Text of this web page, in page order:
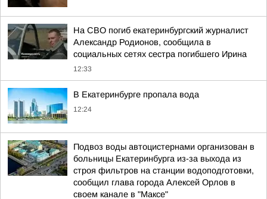
На СВО погиб екатеринбургский журналист
Александр Родионов, сообщила в
социальных сетях сестра погибшего Ирина
12:33
В Екатеринбурге пропала вода
12:24
Подвоз воды автоцистернами организован в
больницы Екатеринбурга из-за выхода из
строя фильтров на станции водоподготовки,
сообщил глава города Алексей Орлов в
своем канале в "Максе"